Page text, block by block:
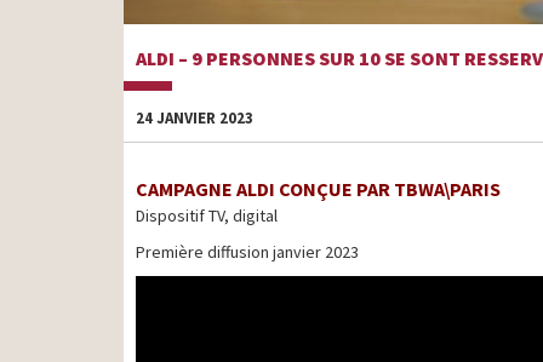
ALDI – 9 PERSONNES SUR 10 SE SONT
24 JANVIER 2023
CAMPAGNE ALDI CONÇUE PAR TBWA\PARIS
Dispositif TV, digital
Première diffusion janvier 2023